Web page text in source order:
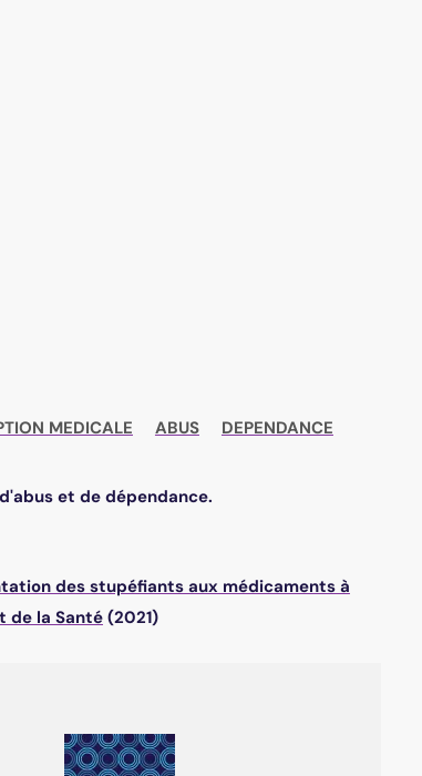
MEDICALE ABUS
DEPENDANCE
et de dépendance.
des stupéfiants aux médicaments à
de la Santé (2021)